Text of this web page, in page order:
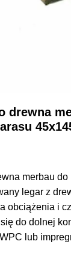
drewna
merbau do
legar z
obciążenia i
do dolnej
lub